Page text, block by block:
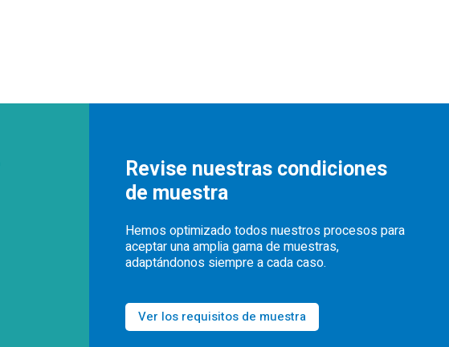
Revise nuestras condiciones
de muestra
Hemos optimizado todos nuestros procesos para
aceptar una amplia gama de muestras,
adaptándonos siempre a cada caso.
Ver los requisitos de muestra